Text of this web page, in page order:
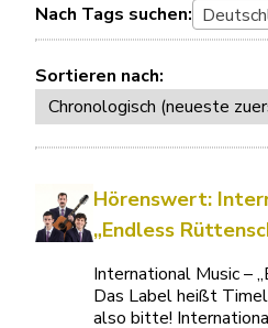
Nach Tags suchen:
Sortieren nach:
Hörenswert:
„Endless
International Music –
Das Label heißt
also bitte!